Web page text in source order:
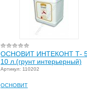
ОСНОВИТ ИНТЕКОНТ Т-
10 л.(грунт интерьерный)
Артикул: 110202
ОСНОВИТ